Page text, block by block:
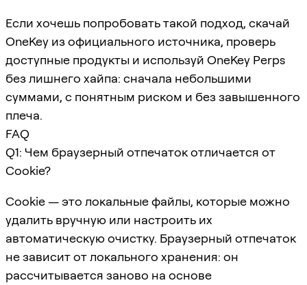
Если хочешь попробовать такой подход, скачай
OneKey из официального источника, проверь
доступные продукты и используй OneKey Perps
без лишнего хайпа: сначала небольшими
суммами, с понятным риском и без завышенного
плеча.
FAQ
Q1: Чем браузерный отпечаток отличается от
Cookie?
Cookie — это локальные файлы, которые можно
удалить вручную или настроить их
автоматическую очистку. Браузерный отпечаток
не зависит от локального хранения: он
рассчитывается заново на основе